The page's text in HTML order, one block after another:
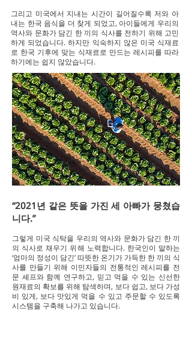
그리고 미국에서 지내는 시간이 길어질수록 저와 아
내는 한국 음식을 더 찾게 되었고, 아이들에게 우리의
역사와 문화가 담긴 한 끼의 식사를 전하기 위해 고민
하게 되었습니다. 하지만 익숙하지 않은 미국 식재료
로 한국 기후에 맞는 식재료로 만드는 레시피를 따라
하기에는 쉽지 않았습니다.
“2021년 같은 뜻을 가진 세 아빠가 뭉쳤습
니다.”
그렇게 미국 식탁을 우리의 역사와 문화가 담긴 한 끼
의 식사로 채우기 위해 노력합니다. 한국인이 말하는
‘엄마의 정성이 담긴’ 따뜻한 온기가 가득한 한 끼의 식
사를 만들기 위해 이민자들의 전통적인 레시피를 전
문 셰프와 함께 연구하고, 믿고 먹을 수 있는 신선한
원재료의 확보를 위해 탐색하며, 보다 쉽고, 보다 가성
비 있게, 보다 맛있게 먹을 수 있고 주문할 수 있도록
시스템을 구축해 나가고 있습니다.